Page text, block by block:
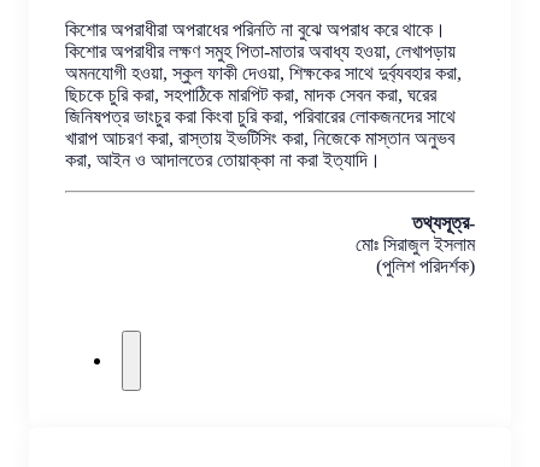
কিশোর অপরাধীরা অপরাধের পরিনতি না বুঝে অপরাধ করে থাকে।
কিশোর অপরাধীর লক্ষণ সমুহ পিতা-মাতার অবাধ্য হওয়া, লেখাপড়ায়
অমনযোগী হওয়া, স্কুল ফাকী দেওয়া, শিক্ষকের সাথে দুর্ব্যবহার করা,
ছিচকে চুরি করা, সহপাঠিকে মারপিট করা, মাদক সেবন করা, ঘরের
জিনিষপত্র ভাংচুর করা কিংবা চুরি করা, পরিবারের লোকজনদের সাথে
খারাপ আচরণ করা, রাস্তায় ইভটিসিং করা, নিজেকে মাস্তান অনুভব
করা, আইন ও আদালতের তোয়াক্কা না করা ইত্যাদি।
তথ্যসূত্র-
মোঃ সিরাজুল ইসলাম
(পুলিশ পরিদর্শক)